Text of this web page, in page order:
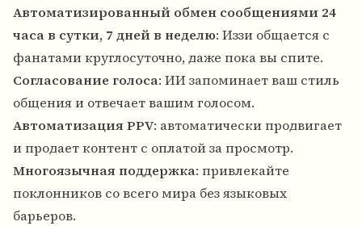
Автоматизированный обмен сообщениями 24
часа в сутки, 7 дней в неделю: Иззи общается с
фанатами круглосуточно, даже пока вы спите.
Согласование голоса: ИИ запоминает ваш стиль
общения и отвечает вашим голосом.
Автоматизация PPV: автоматически продвигает
и продает контент с оплатой за просмотр.
Многоязычная поддержка: привлекайте
поклонников со всего мира без языковых
барьеров.